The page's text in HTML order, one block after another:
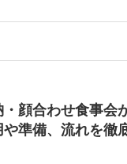
顔合わせ食事会
準備、流れを徹